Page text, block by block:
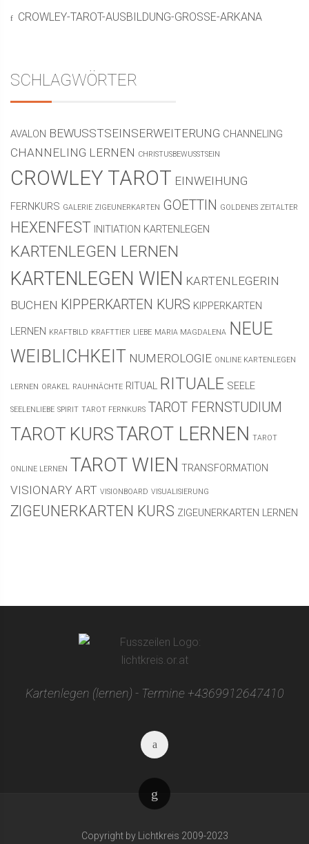
CROWLEY-TAROT-AUSBILDUNG-GROSSE-ARKANA
SCHLAGWÖRTER
AVALON BEWUSSTSEINSERWEITERUNG CHANNELING
CHANNELING LERNEN CHRISTUSBEWUSSTSEIN
CROWLEY TAROT EINWEIHUNG
FERNKURS GALERIE ZIGEUNERKARTEN GOETTIN GOLDENES ZEITALTER
HEXENFEST INITIATION KARTENLEGEN
KARTENLEGEN LERNEN
KARTENLEGEN WIEN KARTENLEGERIN
BUCHEN KIPPERKARTEN KURS KIPPERKARTEN
LERNEN KRAFTBILD KRAFTTIER LIEBE MARIA MAGDALENA
NEUE
WEIBLICHKEIT NUMEROLOGIE ONLINE KARTENLEGEN
LERNEN ORAKEL RAUHNÄCHTE RITUAL RITUALE SEELE
SEELENLIEBE SPIRIT TAROT FERNKURS TAROT FERNSTUDIUM
TAROT KURSTAROT LERNEN TAROT
ONLINE LERNEN TAROT WIEN TRANSFORMATION
VISIONARY ART VISIONBOARD VISUALISIERUNG
ZIGEUNERKARTEN KURS ZIGEUNERKARTEN LERNEN
Kartenlegen (lernen) - Termine +4369912647410
Facebook
Copyright by Lichtkreis 2009-2023